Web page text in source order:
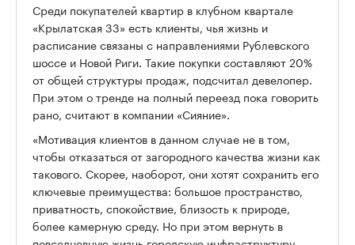
Среди покупателей квартир в клубном квартале
«Крылатская 33» есть клиенты, чья жизнь и
расписание связаны с направлениями Рублевского
шоссе и Новой Риги. Такие покупки составляют 20%
от общей структуры продаж, подсчитал девелопер.
При этом о тренде на полный переезд пока говорить
рано, считают в компании «Сияние».
«Мотивация клиентов в данном случае не в том,
чтобы отказаться от загородного качества жизни как
такового. Скорее, наоборот, они хотят сохранить его
ключевые преимущества: большое пространство,
приватность, спокойствие, близость к природе,
более камерную среду. Но при этом вернуть в